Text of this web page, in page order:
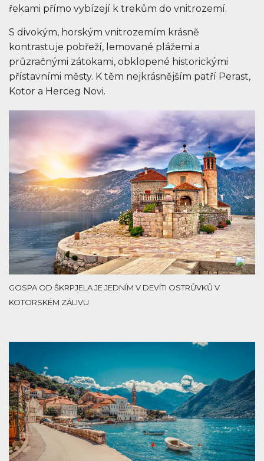
řekami přímo vybízejí k trekům do vnitrozemí.
S divokým, horským vnitrozemím krásně
kontrastuje pobřeží, lemované plážemi a
průzračnými zátokami, obklopené historickými
přístavními městy. K těm nejkrásnějším patří Perast,
Kotor a Herceg Novi.
GOSPA OD ŠKRPJELA JE JEDNÍM V DEVÍTI OSTRŮVKŮ V
KOTORSKÉM ZÁLIVU